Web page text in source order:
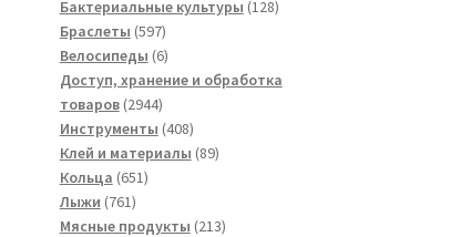
товаров
Бактериальные культуры 128128
Браслеты 597597
товаров
Велосипеды 66
товаров
Доступ, хранение и обработка
товаров 29442944
товара
Инструменты 408408
товаров
Клей и материалы 8989
Кольца 651651
Лыжи 761761
товар
Мясные продукты 213213